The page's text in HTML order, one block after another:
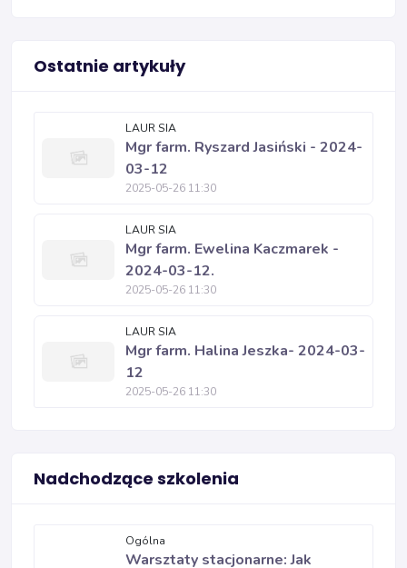
Ostatnie artykuły
LAUR SIA
Mgr farm. Ryszard Jasiński - 2024-
03-12
2025-05-26 11:30
LAUR SIA
Mgr farm. Ewelina Kaczmarek -
2024-03-12.
2025-05-26 11:30
LAUR SIA
Mgr farm. Halina Jeszka- 2024-03-
12
2025-05-26 11:30
Nadchodzące szkolenia
Ogólna
Warsztaty stacjonarne: Jak